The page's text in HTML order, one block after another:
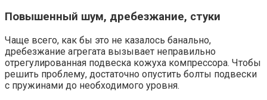
Повышенный шум, дребезжание, стуки
Чаще всего, как бы это не казалось банально,
дребезжание агрегата вызывает неправильно
отрегулированная подвеска кожуха компрессора. Чтобы
решить проблему, достаточно опустить болты подвески
с пружинами до необходимого уровня.